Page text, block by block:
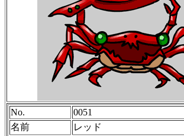
No.
0051
名前
レッド